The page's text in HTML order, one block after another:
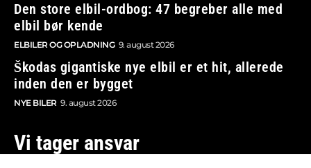
Den store elbil-ordbog: 47 begreber alle med
elbil bør kende
ELBILER OG OPLADNING 9. august 2026
Škodas gigantiske nye elbil er et hit, allerede
inden den er bygget
NYE BILER 9. august 2026
Vi tager ansvar